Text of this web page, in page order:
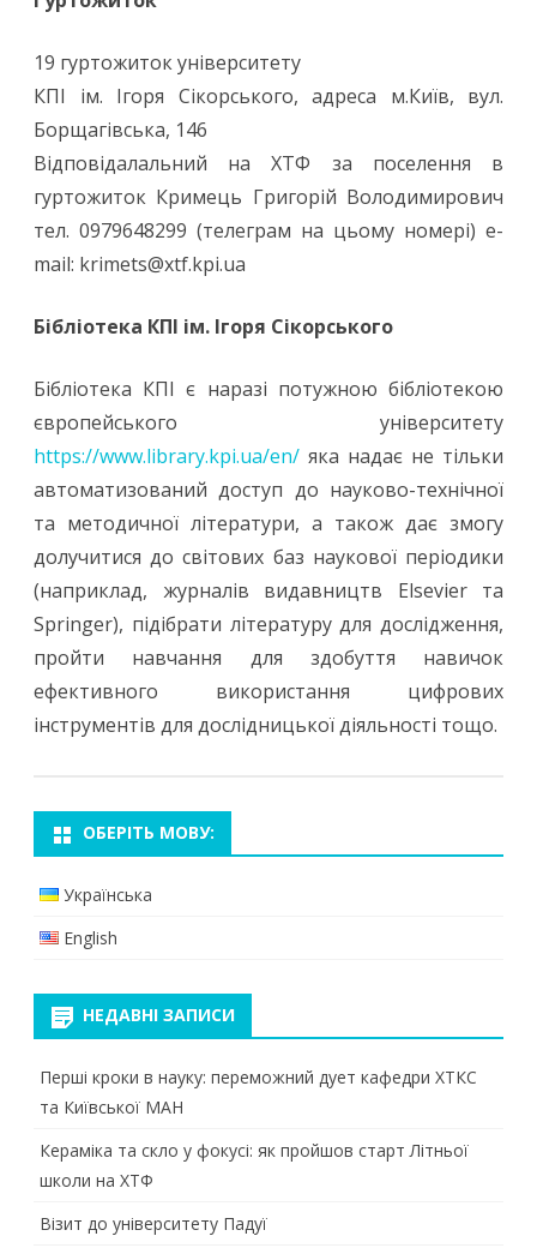
19 гуртожиток університету
КПІ ім. Ігоря Сікорського, адреса м.Київ, вул.
Борщагівська, 146
Відповідалальний на ХТФ за поселення в
гуртожиток Кримець Григорій Володимирович
тел. 0979648299 (телеграм на цьому номері) e-
mail: krimets@xtf.kpi.ua
Бібліотека КПІ ім. Ігоря Сікорського
Бібліотека КПІ є наразі потужною бібліотекою
європейського університету
https://www.library.kpi.ua/en/ яка надає не тільки
автоматизований доступ до науково-технічної
та методичної літератури, а також дає змогу
долучитися до світових баз наукової періодики
(наприклад, журналів видавництв Elsevier та
Springer), підібрати літературу для дослідження,
пройти навчання для здобуття навичок
ефективного використання цифрових
інструментів для дослідницької діяльності тощо.
ОБЕРІТЬ МОВУ:
Українська
English
НЕДАВНІ ЗАПИСИ
Перші кроки в науку: переможний дует кафедри ХТКС
та Київської МАН
Кераміка та скло у фокусі: як пройшов старт Літньої
школи на ХТФ
Візит до університету Падуї